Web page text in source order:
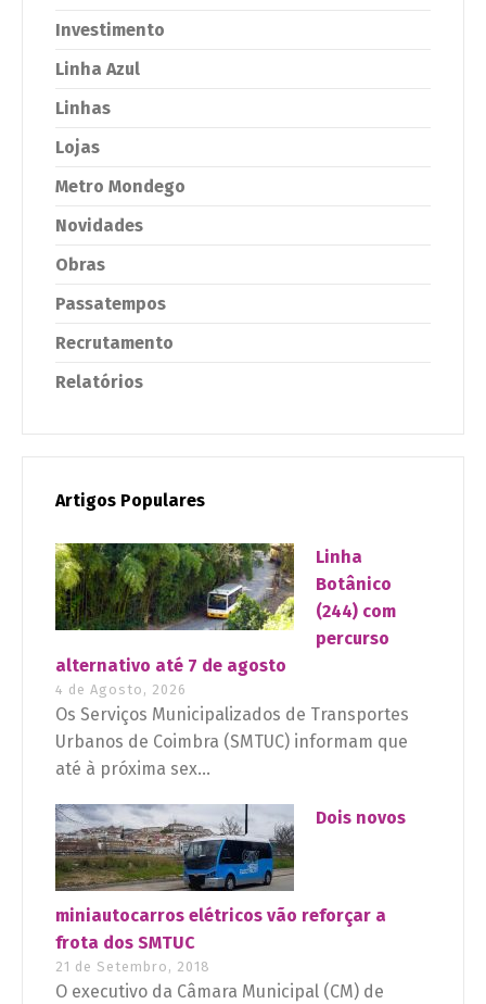
Investimento
Linha Azul
Linhas
Lojas
Metro Mondego
Novidades
Obras
Passatempos
Recrutamento
Relatórios
Artigos Populares
Linha
Botânico
(244) com
percurso
alternativo até 7 de agosto
4 de Agosto, 2026
Os Serviços Municipalizados de Transportes
Urbanos de Coimbra (SMTUC) informam que
até à próxima sex...
Dois novos
miniautocarros elétricos vão reforçar a
frota dos SMTUC
21 de Setembro, 2018
O executivo da Câmara Municipal (CM) de